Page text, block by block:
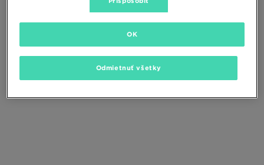
Zmeňte kritériá vyhľadávania alebo
odstráňte vybrané filtre
Odmietnuť všetky
OK